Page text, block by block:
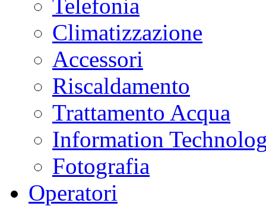
Telefonia
Climatizzazione
Accessori
Riscaldamento
Trattamento Acqua
Information
Fotografia
Operatori